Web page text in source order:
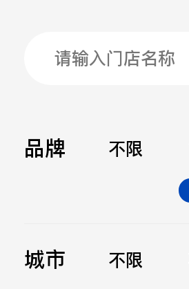
品牌 不限
城市 不限
留言